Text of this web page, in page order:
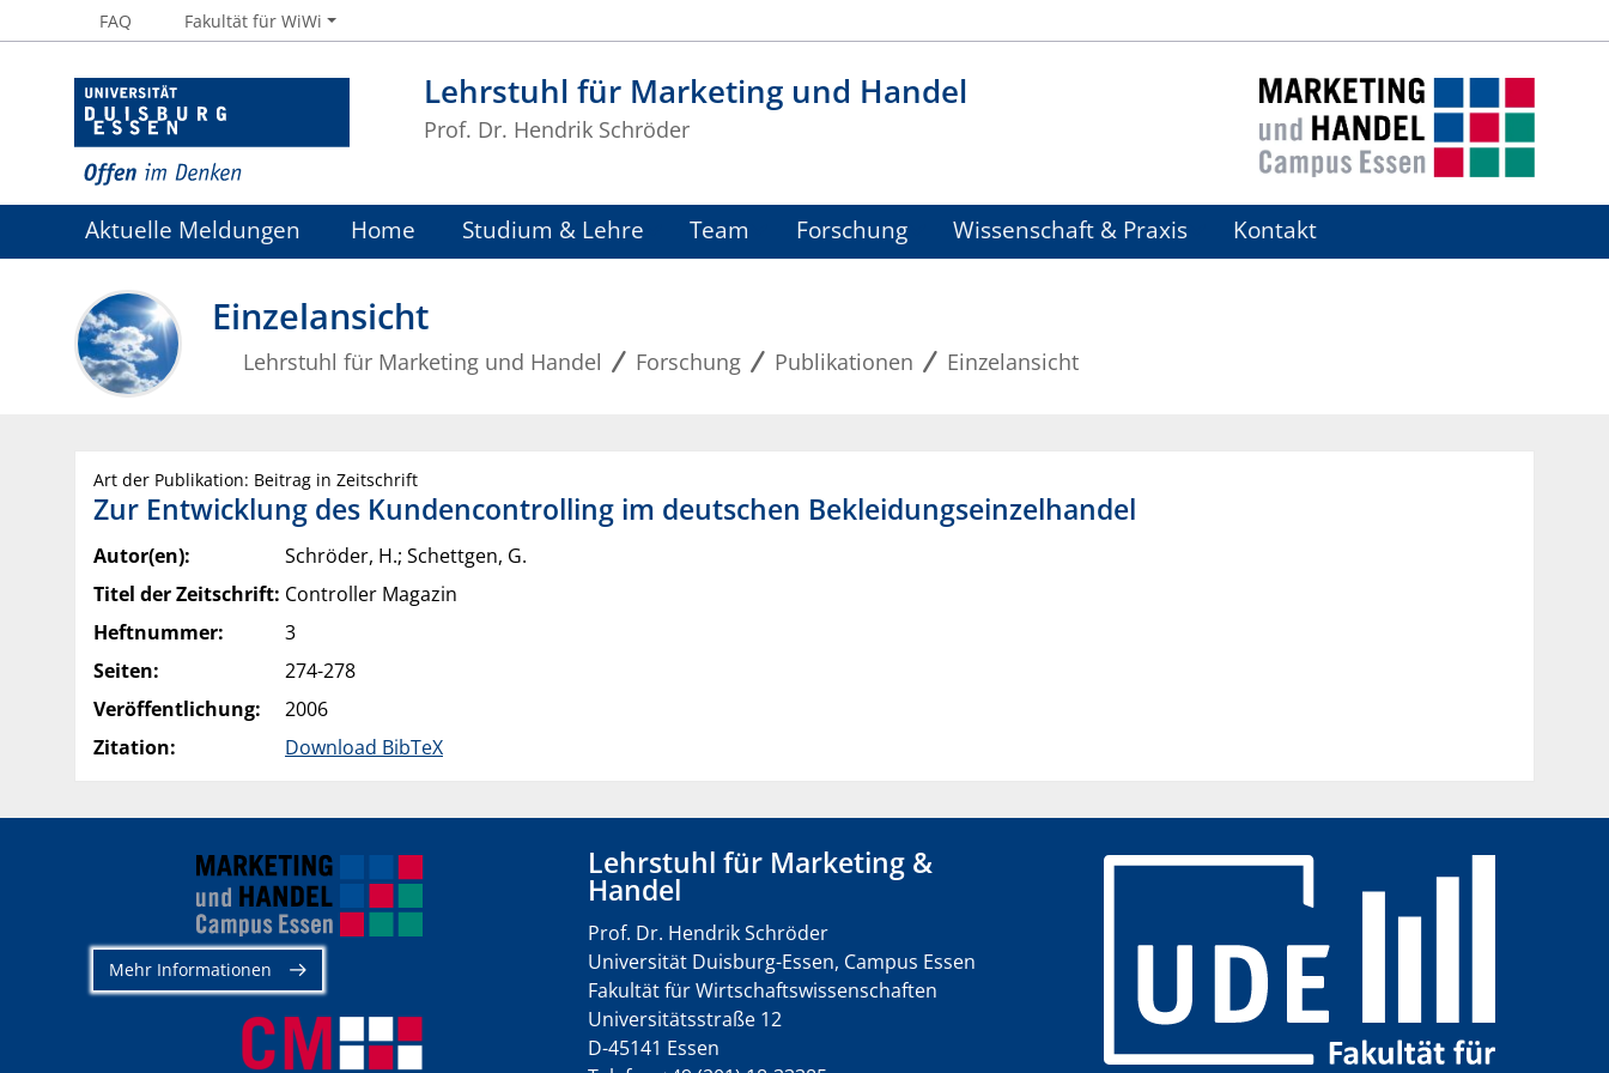
Lehrstuhl für Marketing und Handel
Prof. Dr. Hendrik Schröder
FAQ Fakultät für WiWi
Aktuelle Meldungen Home Studium & Lehre Team Forschung Wissenschaft & Praxis Kontakt
Einzelansicht
Lehrstuhl für Marketing und Handel Forschung Publikationen Einzelansicht
Art der Publikation: Beitrag in Zeitschrift
Zur Entwicklung des Kundencontrolling im deutschen Bekleidungseinzelhandel
Autor(en):
Schröder, H.; Schettgen, G.
Titel der Zeitschrift: Controller Magazin
Heftnummer:
3
Seiten:
274-278
Veröffentlichung:
2006
Zitation:
Download BibTeX
Mehr Informationen
Lehrstuhl für Marketing &
Handel
Prof. Dr. Hendrik Schröder
Universität Duisburg-Essen, Campus Essen
Fakultät für Wirtschaftswissenschaften
Universitätsstraße 12
D-45141 Essen